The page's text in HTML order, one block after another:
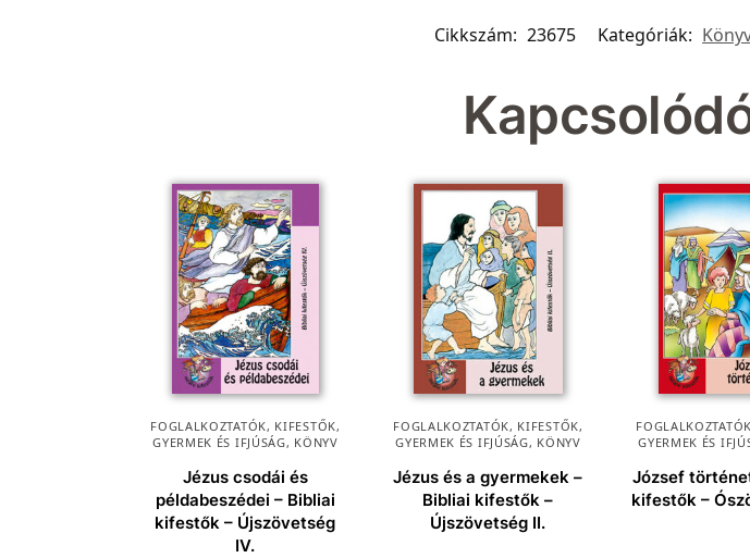
Cikkszám: 23675 Kategóriák:
FOGLALKOZTATÓK, KIFESTŐK,
GYERMEK ÉS IFJÚSÁG, KÖNYV
Jézus csodái és
példabeszédei – Bibliai
kifestők – Újszövetség
IV.
FOGLALKOZTATÓK, KIFESTŐK,
GYERMEK ÉS IFJÚSÁG, KÖNYV
Jézus és a gyermekek –
Bibliai kifestők –
Újszövetség II.
GYERMEK ÉS
József
kifestők –